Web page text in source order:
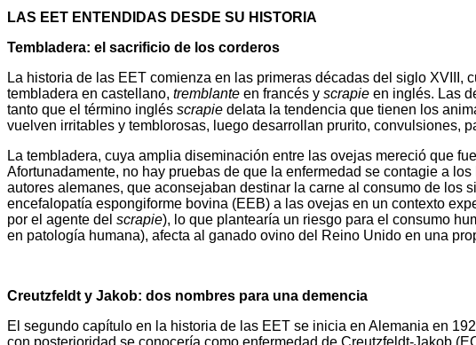
LAS EET ENTENDIDAS DESDE SU HISTORIA
Tembladera: el sacrificio de los corderos
La historia de las EET comienza en las primeras décadas del siglo
tembladera en castellano, tremblante en francés y scrapie en inglés. Las
tanto que el término inglés scrapie delata la tendencia que tienen los
vuelven irritables y temblorosas, luego desarrollan prurito, convulsiones,
La tembladera, cuya amplia diseminación entre las ovejas mereció que
Afortunadamente, no hay pruebas de que la enfermedad se contagie a
autores alemanes, que aconsejaban destinar la carne al consumo de los
encefalopatía espongiforme bovina (EEB) a las ovejas en un contexto
por el agente del scrapie), lo que plantearía un riesgo para el consumo
en patología humana), afecta al ganado ovino del Reino Unido en una
Creutzfeldt y Jakob: dos nombres para una demencia
El segundo capítulo en la historia de las EET se inicia en Alemania en
con posterioridad se conocería como enfermedad de Creutzfeldt-Jakob